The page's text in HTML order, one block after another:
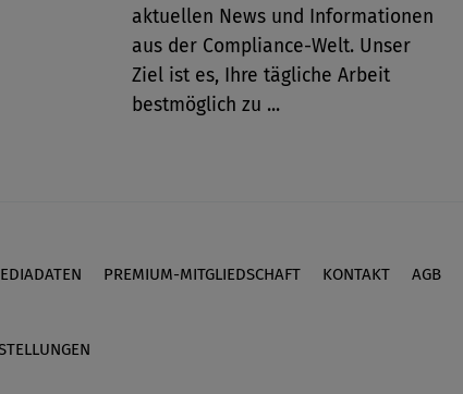
aktuellen News und Informationen
aus der Compliance-Welt. Unser
Ziel ist es, Ihre tägliche Arbeit
bestmöglich zu ...
PREMIUM-MITGLIEDSCHAFT KONTAKT AGB